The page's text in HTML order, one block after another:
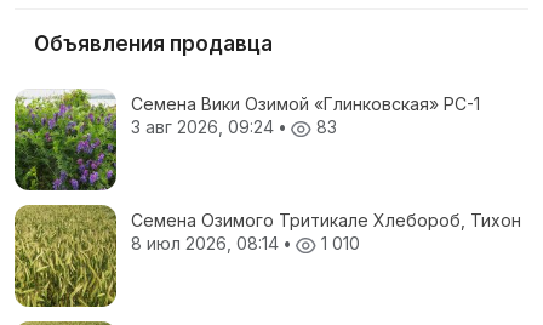
Объявления продавца
Семена Вики Озимой «Глинковская» РС-1
3 авг 2026, 09:24 • 83
Семена Озимого Тритикале Хлебороб, Тихон
8 июл 2026, 08:14 • 1 010